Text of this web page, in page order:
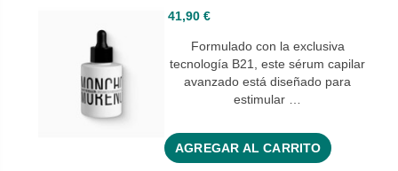
41,90 €
Formulado con la exclusiva
tecnología B21, este sérum capilar
avanzado está diseñado para
estimular …
AGREGAR AL CARRITO